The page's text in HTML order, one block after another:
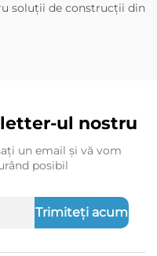
soluții de construcții din
ul nostru
un email și vă vom
posibil
Trimiteți acum